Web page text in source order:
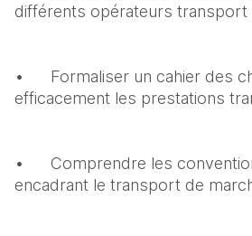
différents opérateurs transport
•	Formaliser un cahier des charges et négocier
efficacement les prestations
•	Comprendre les conventions internationales
encadrant le transport de